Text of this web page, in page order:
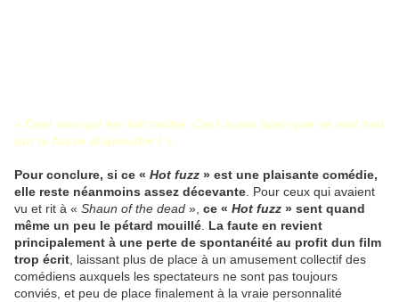
« Cest moi qui tes fait naître. Cest aussi bien que ce soit moi
qui te fasse disparaître ! »
Pour conclure, si ce « Hot fuzz » est une plaisante comédie,
elle reste néanmoins assez décevante . Pour ceux qui avaient
vu et rit à « Shaun of the dead », ce « Hot fuzz » sent quand
même un peu le pétard mouillé La faute en revient
principalement à une perte de spontanéité au profit dun film
trop écrit , laissant plus de place à un amusement collectif des
comédiens auxquels les spectateurs ne sont pas toujours
conviés, et peu de place finalement à la vraie personnalité